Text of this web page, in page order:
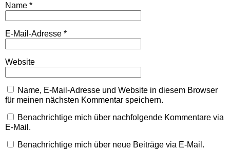
Name *
E-Mail-Adresse *
Website
Name, E-Mail-Adresse und Website in diesem Browser
für meinen nächsten Kommentar speichern.
Benachrichtige mich über nachfolgende Kommentare via
E-Mail.
Benachrichtige mich über neue Beiträge via E-Mail.